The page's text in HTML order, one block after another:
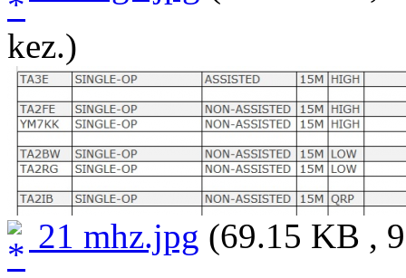
kez.)
21 mhz.jpg (69.15 KB ,